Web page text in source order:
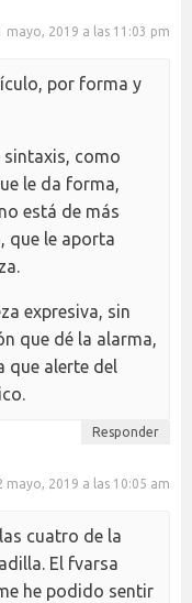
mayo, 2019 a las 11:03 pm
por forma y
sintaxis, como
le da forma,
está de más
que le aporta
expresiva, sin
que dé la alarma,
que alerte del
Responder
mayo, 2019 a las 10:05 am
cuatro de la
El fvarsa
he podido sentir